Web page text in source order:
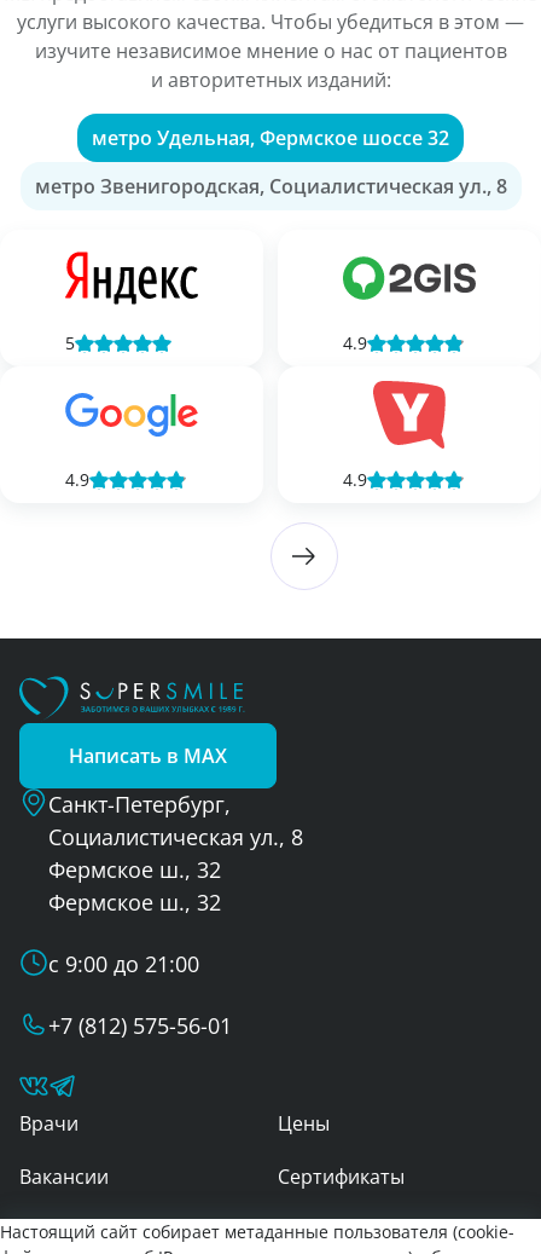
услуги высокого качества. Чтобы убедиться в этом —
изучите независимое мнение о нас от пациентов
и авторитетных изданий:
метро Удельная, Фермское шоссе 32
метро Звенигородская, Социалистическая ул., 8
5
4.9
4.9
4.9
Написать в MAX
Санкт-Петербург,
Социалистическая ул., 8
Фермское ш., 32
Фермское ш., 32
с 9:00 до 21:00
+7 (812) 575-56-01
Врачи
Цены
Вакансии
Сертификаты
Контакты
Настоящий сайт собирает метаданные пользователя (cookie-